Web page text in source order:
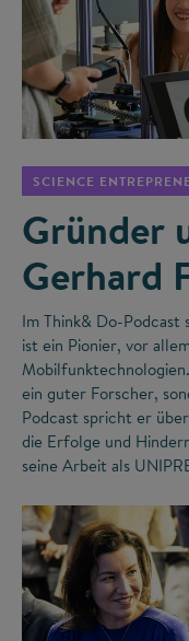
SCIENCE
Gründer
Gerhard
Im Think& Do-
ist ein Pionier, vor
ein guter Forscher,
Podcast spricht er
die Erfolge und
seine Arbeit als